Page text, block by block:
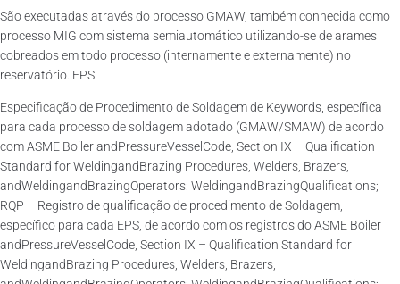
São executadas através do processo GMAW, também conhecida como
processo MIG com sistema semiautomático utilizando-se de arames
cobreados em todo processo (internamente e externamente) no
reservatório. EPS
Especificação de Procedimento de Soldagem de Keywords, específica
para cada processo de soldagem adotado (GMAW/SMAW) de acordo
com ASME Boiler andPressureVesselCode, Section IX – Qualification
Standard for WeldingandBrazing Procedures, Welders, Brazers,
andWeldingandBrazingOperators: WeldingandBrazingQualifications;
RQP – Registro de qualificação de procedimento de Soldagem,
específico para cada EPS, de acordo com os registros do ASME Boiler
andPressureVesselCode, Section IX – Qualification Standard for
WeldingandBrazing Procedures, Welders, Brazers,